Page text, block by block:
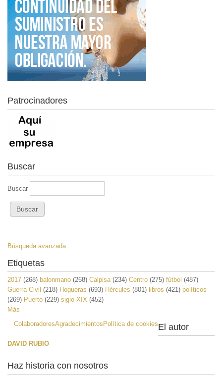
Patrocinadores
Buscar
Buscar
Búsqueda avanzada
Etiquetas
2017 (268) balonmano (268) Calpisa(234) Centro (275) fútbol (487)
Guerra Civil (218) Hogueras (693) Hércules (801) libros (421) políticos
(269) Puerto (229) siglo XIX (452)
Más
ColaboradoresAgradecimientosPolítica de cookiesEl autor
DAVID RUBIO
Haz historia con nosotros